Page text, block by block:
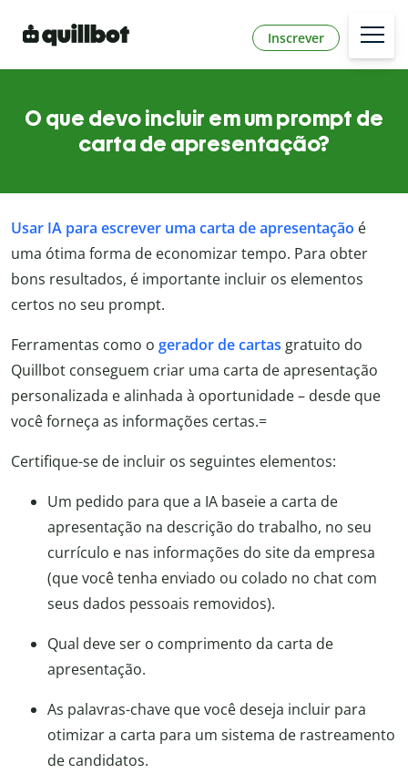
Inscrever
O que devo incluir em um prompt de
carta de apresentação?
Usar IA para escrever uma carta de apresentação é
uma ótima forma de economizar tempo. Para obter
bons resultados, é importante incluir os elementos
certos no seu prompt.
Ferramentas como o gerador de cartas gratuito do
Quillbot conseguem criar uma carta de apresentação
personalizada e alinhada à oportunidade – desde que
você forneça as informações certas.=
Certifique-se de incluir os seguintes elementos:
Um pedido para que a IA baseie a carta de
apresentação na descrição do trabalho, no seu
currículo e nas informações do site da empresa
(que você tenha enviado ou colado no chat com
seus dados pessoais removidos).
Qual deve ser o comprimento da carta de
apresentação.
As palavras-chave que você deseja incluir para
otimizar a carta para um sistema de rastreamento
de candidatos.